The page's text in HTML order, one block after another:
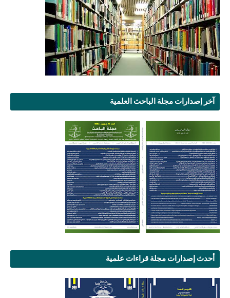
آخر إصدارات مجلة الباحث العلمية
أحدث إصدارات مجلة قراءات علمية